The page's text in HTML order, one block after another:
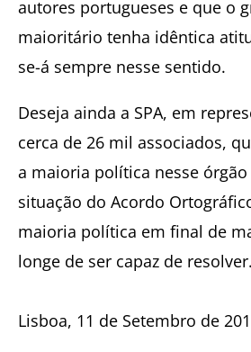
autores portugueses e que o
maioritário tenha idêntica
se-á sempre nesse sentido.
Deseja ainda a SPA, em
cerca de 26 mil associados,
a maioria política nesse
situação do Acordo
maioria política em final de
longe de ser capaz de resolver.
Lisboa, 11 de Setembro de